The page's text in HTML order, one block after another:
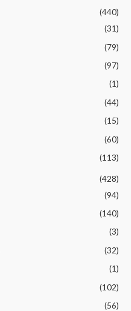
(440)
(31)
(79)
(97)
(1)
(44)
(15)
(60)
(113)
(428)
(94)
(140)
(3)
(32)
(1)
(102)
(56)